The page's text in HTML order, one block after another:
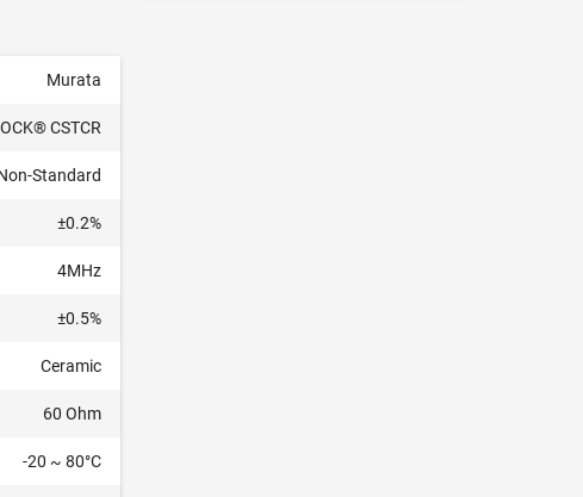
Murata
CSTCR
Standard
±0.2%
4MHz
±0.5%
Ceramic
60 Ohm
-20 ~ 80°C